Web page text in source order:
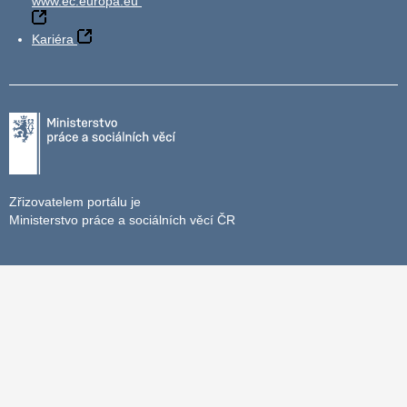
Kariéra
Zřizovatelem portálu je
Ministerstvo práce a sociálních věcí ČR